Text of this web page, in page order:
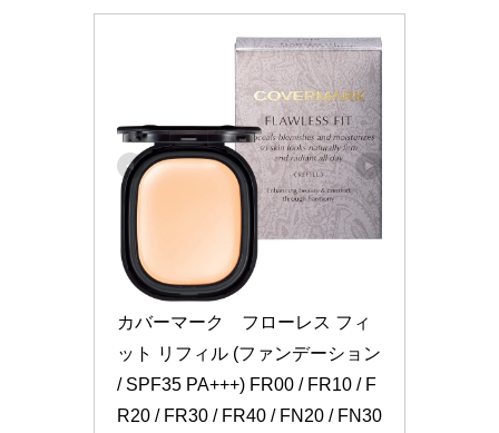
カバーマーク　フローレス フィ
ット リフィル (ファンデーション
/ SPF35 PA+++) FR00 / FR10 / F
R20 / FR30 / FR40 / FN20 / FN30